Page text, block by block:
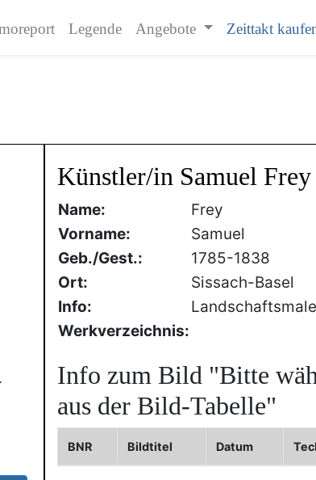
Legende Angebote Zeittakt
Künstler/in Samuel Frey
Name:
Frey
Vorname:
Samuel
Geb./Gest.:
1785-1838
Ort:
Sissach-Basel
Info:
Werkverzeichnis:
Info zum Bild "Bitte
aus der Bild-Tabelle"
BNR Bildtitel Datum